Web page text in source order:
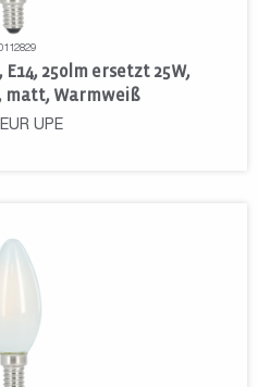
250lm ersetzt 25W,
matt, Warmweiß
EUR UPE